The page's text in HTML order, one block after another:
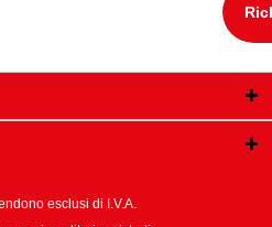
esclusi di I.V.A.